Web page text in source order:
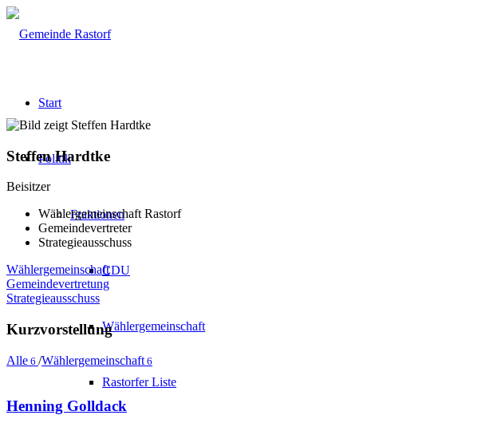
Start
Politik
Fraktionen
CDU
Wählergemeinschaft
Rastorfer Liste
Steffen Hardtke
Beisitzer
Wählergemeinschaft Rastorf
Gemeindevertreter
Strategieausschuss
Wählergemeinschaft
Gemeindevertretung
Strategieausschuss
Kurzvorstellung
Alle 6 /Wählergemeinschaft 6
Henning Golldack